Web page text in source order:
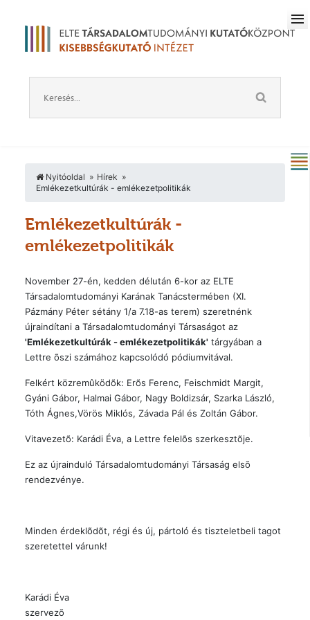
Nyitóoldal
Hírek
Emlékezetkultúrák - emlékezetpolitikák
Emlékezetkultúrák -
emlékezetpolitikák
November 27-én, kedden délután 6-kor az ELTE
Társadalomtudományi Karának Tanácstermében (XI.
Pázmány Péter sétány 1/a 7.18-as terem) szeretnénk
újraindítani a Társadalomtudományi Társaságot az
'Emlékezetkultúrák - emlékezetpolitikák' tárgyában a
Lettre õszi számához kapcsolódó pódiumvitával.
Felkért közremûködõk: Erõs Ferenc, Feischmidt Margit,
Gyáni Gábor, Halmai Gábor, Nagy Boldizsár, Szarka László,
Tóth Ágnes,Vörös Miklós, Závada Pál és Zoltán Gábor.
Vitavezetõ: Karádi Éva, a Lettre felelõs szerkesztõje.
Ez az újrainduló Társadalomtudományi Társaság elsõ
rendezvénye.
Minden érdeklõdõt, régi és új, pártoló és tiszteletbeli tagot
szeretettel várunk!
Karádi Éva
szervezõ